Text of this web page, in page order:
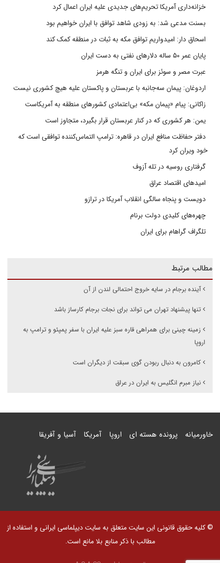
خزانه‌داری آمریکا تحریم‌های جدیدی علیه ایران اعمال کرد
بسنت مدعی شد: به زودی شاهد توافق با ایران خواهیم بود
اسحاق دار: امیدواریم توافق مکه به ثبات در منطقه کمک کند
پایان عمر ۵۰ ساله دلارهای نفتی به دست ایران
عبرت مصر و سوئز برای ایران و تنگه هرمز
اردوغان: پیمان سه‌جانبه با عربستان و پاکستان علیه هیچ کشوری نیست
زاکانی: پیام «پیمان مکه» بی‌اعتمادی کشورهای منطقه به آمریکاست
یمن: هر کشوری که در کنار عربستان قرار بگیرد، متجاوز است
دفتر حفاظت منافع ایران در قاهره: ترامپ التماس‌کننده توافقی است که
خود ویران کرد
گرفتاری روسیه در تله آزوف
امیدهای اقتصاد عراق
دویست و پنجاه سالگی انقلاب آمریکا در ترازو
چهره‌های کلیدی دولت برنام
تلگراف گراهام برای ایران
مطالب مرتبط
آینده برجام در سایه خروج احتمالی لندن از آن
تنها پیشنهاد تهران می تواند برای نجات برجام کارساز باشد
زمینه چینی برای همراهی قاره سبز علیه ایران با سفر پمپئو و ترامپ به
اروپا
کامرون به دنبال ربودن گوی سبقت از دیگران است
نیاز مبرم انگلیس به ایران در عراق
خاورمیانه پرونده هسته ای اروپا آمریکا آسیا و آفریقا
© کلیه حقوق قانونی این سایت متعلق به سایت دیپلماسی ایرانی و استفاده از
مطالب با ذکر منابع بلا مانع است.